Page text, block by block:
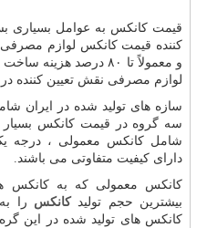
قیمت کانکس به عوامل بسیاری
کننده قیمت کانکس لوازم
و معمولاً تا ۸۰ درصد
لوازم مصرفی نقش تعیین کننده
سازه های تولید شده در ایران
سه گروه در قیمت کانکس بسیار
شامل کانکس معمولی ، درجه
دارای کیفیت متفاوتی می باشند.
کانکس معمولی که به کانکس
بیشترین حجم تولیدکانکس را
کانکس های تولید شده در این